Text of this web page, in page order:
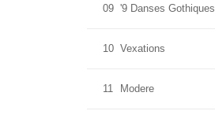
09 '9 Danses Gothiques
10 Vexations
11 Modere